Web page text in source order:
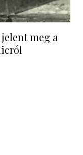
meg a